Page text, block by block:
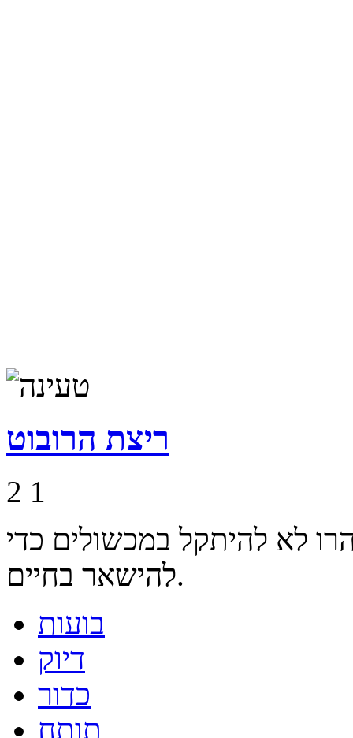
ריצת הרובוט
2 1
לא להיתקל במכשולים כדי
להישאר בחיים.
בועות
דיוק
כדור
תותח